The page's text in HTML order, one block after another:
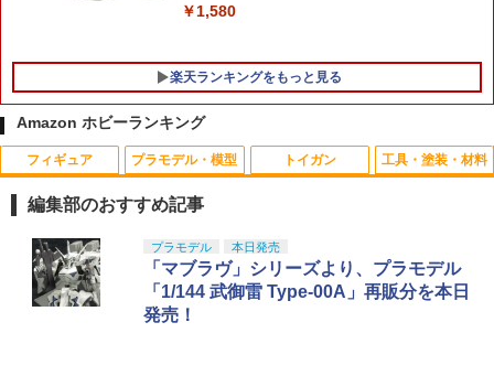
￥1,580
楽天ランキングをもっと見る
Amazon ホビーランキング
フィギュア
1
TAMASHII NATIONS オリジン・オブ・
バルキリー 超時空要塞マクロス VF-1J
バルキリー45th Anniv. 約225mm ABS&
ダイキャスト製 塗装済み可動フィギュア
プラモデル・模型
1
Blokees スター ウォーズ マンダロリア
ン&グローグー CC05 ディン ジャリン&
グローグー ABS樹脂&PVC製 組み立て式
プラスチックモデル
トイガン
1
東京マルイ(TOKYO MARUI) No.25 コル
ト ガバメント HG 18歳以上エアーHOP
ハンドガン
￥3,384
工具・塗装・材料
1
LOCTITE(ロックタイト) シールはがし
プレミアム 220ml
￥1,013
編集部のおすすめ記事
プラモデル 本日発売
「マブラヴ」シリーズより、プラモデル
「1/144 武御雷 Type-00A」再販分を本日
発売！